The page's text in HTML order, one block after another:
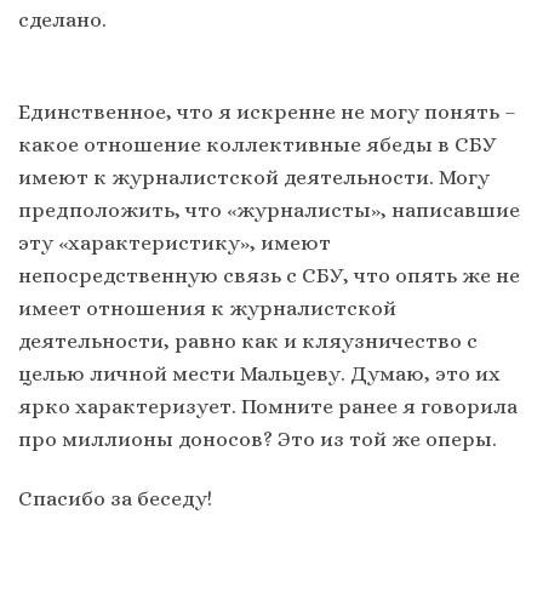
сделано.
Единственное, что я искренне не могу понять –
какое отношение коллективные ябеды в СБУ
имеют к журналистской деятельности. Могу
предположить, что «журналисты», написавшие
эту «характеристику», имеют
непосредственную связь с СБУ, что опять же не
имеет отношения к журналистской
деятельности, равно как и кляузничество с
целью личной мести Мальцеву. Думаю, это их
ярко характеризует. Помните ранее я говорила
про миллионы доносов? Это из той же оперы.
Спасибо за беседу!